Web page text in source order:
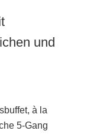
und
à la
5-Gang